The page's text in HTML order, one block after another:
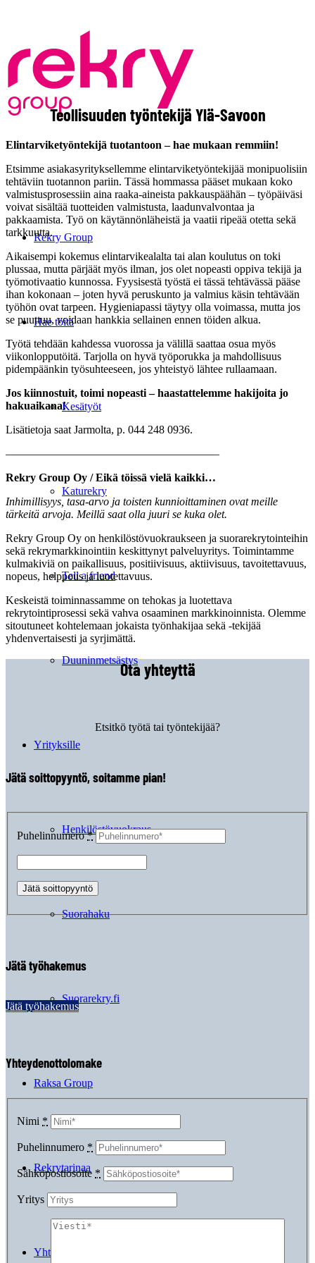
Rekry Group
Hae töitä
Kesätyöt
Katurekry
Tell a friend
Duuninmetsästys
Yrityksille
Henkilöstövuokraus
Suorahaku
Suorarekry.fi
Raksa Group
Rekrytarinaa
Yhteystiedot
Teollisuuden työntekijä Ylä-Savoon
Elintarviketyöntekijä tuotantoon – hae mukaan remmiin!
Etsimme asiakasyrityksellemme elintarviketyöntekijää monipuolisiin
tehtäviin tuotannon pariin. Tässä hommassa pääset mukaan koko
valmistusprosessiin aina raaka-aineista pakkauspäähän – työpäiväsi
voivat sisältää tuotteiden valmistusta, laadunvalvontaa ja
pakkaamista. Työ on käytännönläheistä ja vaatii ripeää otetta sekä
tarkkuutta.
Aikaisempi kokemus elintarvikealalta tai alan koulutus on toki
plussaa, mutta pärjäät myös ilman, jos olet nopeasti oppiva tekijä ja
työmotivaatio kunnossa. Fyysisestä työstä ei tässä tehtävässä pääse
ihan kokonaan – joten hyvä peruskunto ja valmius käsin tehtävään
työhön ovat tarpeen. Hygieniapassi täytyy olla voimassa, mutta jos
se puuttuu, voidaan hankkia sellainen ennen töiden alkua.
Työtä tehdään kahdessa vuorossa ja välillä saattaa osua myös
viikonlopputöitä. Tarjolla on hyvä työporukka ja mahdollisuus
pidempäänkin työsuhteeseen, jos yhteistyö lähtee rullaamaan.
Jos kiinnostuit, toimi nopeasti – haastattelemme hakijoita jo
hakuaikana!
Lisätietoja saat Jarmolta, p. 044 248 0936.
———————————————————
Rekry Group Oy / Eikä töissä vielä kaikki…
Inhimillisyys, tasa-arvo ja toisten kunnioittaminen ovat meille
tärkeitä arvoja. Meillä saat olla juuri se kuka olet.
Rekry Group Oy on henkilöstövuokraukseen ja suorarekrytointeihin
sekä rekrymarkkinointiin keskittynyt palveluyritys. Toimintamme
kulmakiviä on paikallisuus, positiivisuus, aktiivisuus, tavoitettavuus,
nopeus, helppous ja luotettavuus.
Keskeistä toiminnassamme on tehokas ja luotettava
rekrytointiprosessi sekä vahva osaaminen markkinoinnista. Olemme
sitoutuneet kohtelemaan jokaista työnhakijaa sekä -tekijää
yhdenvertaisesti ja syrjimättä.
Ota yhteyttä
Etsitkö työtä tai työntekijää?
Jätä soittopyyntö, soitamme pian!
Puhelinnumero*
Jätä työhakemus
Jätä työhakemus
Yhteydenottolomake
Nimi *
Puhelinnumero *
Sähköpostiosoite *
Yritys